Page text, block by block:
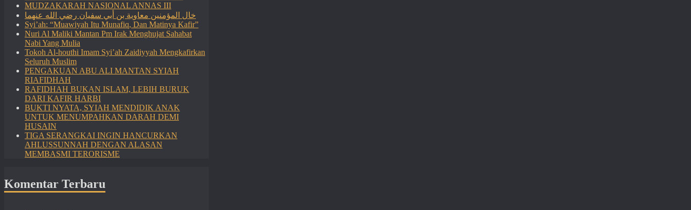
MUDZAKARAH NASIONAL ANNAS III
خال المؤمنين معاوية بن أبي سفيان رضي الله عنهما
Syi’ah: “Muawiyah Itu Munafiq, Dan Matinya Kafir”
Nuri Al Maliki Mantan Pm Irak Menghujat Sahabat
Nabi Yang Mulia
Tokoh Al-houthi Imam Syi’ah Zaidiyyah Mengkafirkan
Seluruh Muslim
PENGAKUAN ABU ALI MANTAN SYIAH
RIAFIDHAH
RAFIDHAH BUKAN ISLAM, LEBIH BURUK
DARI KAFIR HARBI
BUKTI NYATA, SYIAH MENDIDIK ANAK
UNTUK MENUMPAHKAN DARAH DEMI
HUSAIN
TIGA SERANGKAI INGIN HANCURKAN
AHLUSSUNNAH DENGAN ALASAN
MEMBASMI TERORISME
Komentar Terbaru